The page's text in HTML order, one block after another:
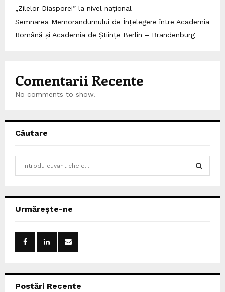
„Zilelor Diasporei” la nivel național
Semnarea Memorandumului de Înțelegere între Academia
Română și Academia de Științe Berlin – Brandenburg
Comentarii Recente
No comments to show.
Căutare
h
Urmărește-ne
Postări Recente